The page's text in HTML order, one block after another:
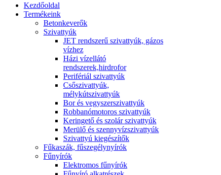
Kezdőoldal
Termékeink
Betonkeverők
Szivattyúk
JET rendszerű szivattyúk, gázos
vízhez
Házi vízellátó
rendszerek,hirdrofor
Perifériál szivattyúk
Csőszivattyúk,
mélykútszivattyúk
Bor és vegyszerszivattyúk
Robbanómotoros szivattyúk
Keringető és szolár szivattyúk
Merülő és szennyvízszivattyúk
Szivattyú kiegészítők
Fűkaszák, fűszegélynyírók
Fűnyírók
Elektromos fűnyírók